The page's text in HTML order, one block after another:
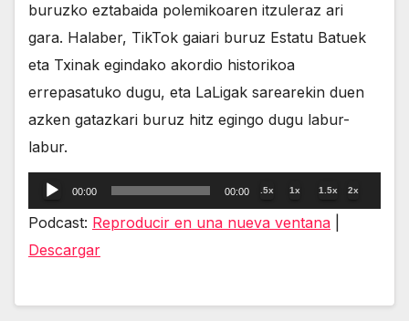
buruzko eztabaida polemikoaren itzuleraz ari
gara. Halaber, TikTok gaiari buruz Estatu Batuek
eta Txinak egindako akordio historikoa
errepasatuko dugu, eta LaLigak sarearekin duen
azken gatazkari buruz hitz egingo dugu labur-
labur.
Reproductor
de
audio
00:00 00:00 .5x 1x 1.5x 2x
Podcast: Reproducir en una nueva ventana
Descargar